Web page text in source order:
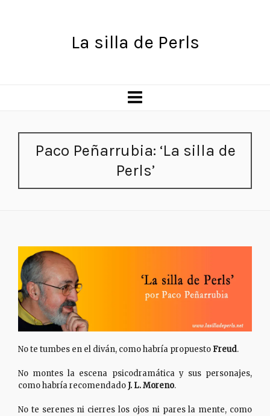
La silla de Perls
Paco Peñarrubia: ‘La silla de
Perls’
No te tumbes en el diván, como habría propuesto Freud.
No montes la escena psicodramática y sus personajes,
como habría recomendadoJ. L. Moreno.
No te serenes ni cierres los ojos ni pares la mente, como